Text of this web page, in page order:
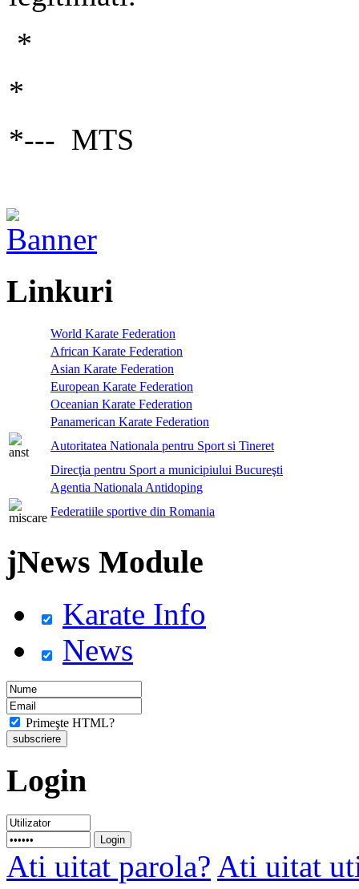
*
*
*--- MTS
Linkuri
World Karate Federation
African Karate Federation
Asian Karate Federation
European Karate Federation
Oceanian Karate Federation
Panamerican Karate Federation
Autoritatea Nationala pentru Sport si Tineret
Direcţia pentru Sport a municipiului Bucureşti
Agentia Nationala Antidoping
Federatiile sportive din Romania
jNews Module
Karate Info
News
Primeşte HTML?
Login
Ati uitat parola? Ati uitat